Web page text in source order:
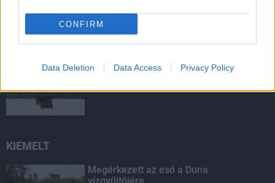
CONFIRM
Data Deletion Data Access Privacy Policy
Mit lát és mit lát nem a VÉDA?
KIEMELT
Megérkezett az eső a Duna